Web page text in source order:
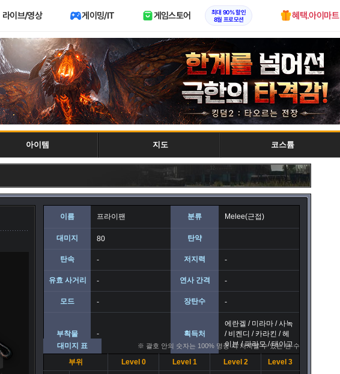
라이브/영상 게이밍/IT 게임스토어
최대 90% 할인
8월 프로모션
혜택.아이마트
아이템 지도 코스튬
이름 프라이팬 분류 Melee(근접)
대미지 80 탄약
탄속 - 저지력 -
유효 사거리 - 연사 간격 -
모드 - 장탄수 -
부착물 - 획득처
에란겔 / 미라마 / 사녹
/ 비켄디 / 카라킨 / 헤
이븐 / 파라모 / 태이고
대미지 표 ※ 괄호 안의 숫자는 100% 명중 시 처치할 수 있는 탄 수
부위 Level 0 Level 1 Level 2 Level 3